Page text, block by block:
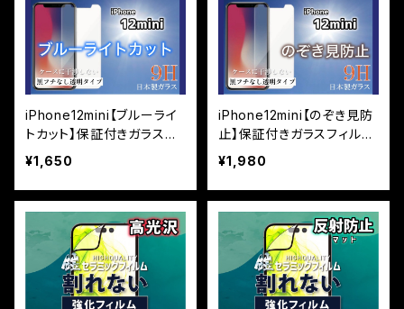
iPhone12mini【ブルーライ
トカット】保証付きガラスフ
ィルム『鎧』平面タイプ
¥1,650
iPhone12mini【のぞき見防
止】保証付きガラスフィルム
『鎧』平面タイプ
¥1,980